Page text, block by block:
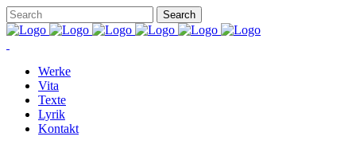
Werke
Vita
Texte
Lyrik
Kontakt